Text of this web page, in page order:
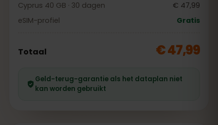
Cyprus 40 GB · 30 dagen
€ 47,99
eSIM-profiel
Gratis
Totaal € 47,99
Geld-terug-garantie als het dataplan niet
kan worden gebruikt